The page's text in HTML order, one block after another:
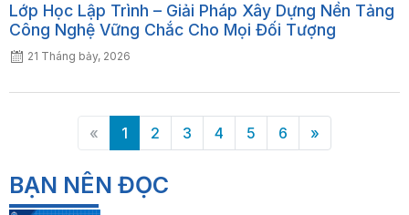
Lớp Học Lập Trình – Giải Pháp Xây Dựng Nền Tảng
Công Nghệ Vững Chắc Cho Mọi Đối Tượng
21 Tháng bảy, 2026
« 1 2 3 4 5 6 »
BẠN NÊN ĐỌC